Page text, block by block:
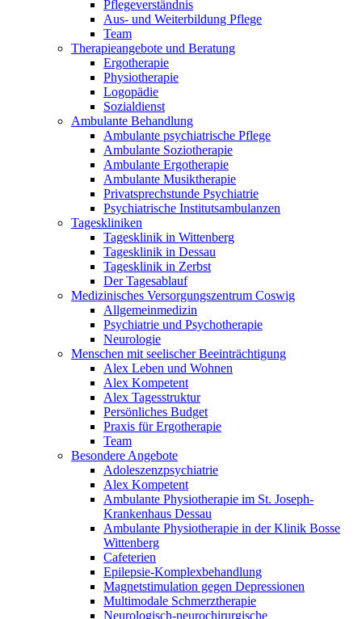
Pflegeverständnis
Aus- und Weiterbildung Pflege
Team
Therapieangebote und Beratung
Ergotherapie
Physiotherapie
Logopädie
Sozialdienst
Ambulante Behandlung
Ambulante psychiatrische Pflege
Ambulante Soziotherapie
Ambulante Ergotherapie
Ambulante Musiktherapie
Privatsprechstunde Psychiatrie
Psychiatrische Institutsambulanzen
Tageskliniken
Tagesklinik in Wittenberg
Tagesklinik in Dessau
Tagesklinik in Zerbst
Der Tagesablauf
Medizinisches Versorgungszentrum Coswig
Allgemeinmedizin
Psychiatrie und Psychotherapie
Neurologie
Menschen mit seelischer Beeinträchtigung
Alex Leben und Wohnen
Alex Kompetent
Alex Tagesstruktur
Persönliches Budget
Praxis für Ergotherapie
Team
Besondere Angebote
Adoleszenzpsychiatrie
Alex Kompetent
Ambulante Physiotherapie im St. Joseph-
Krankenhaus Dessau
Ambulante Physiotherapie in der Klinik Bosse
Wittenberg
Cafeterien
Epilepsie-Komplexbehandlung
Magnetstimulation gegen Depressionen
Multimodale Schmerztherapie
Neurologisch-neurochirurgische